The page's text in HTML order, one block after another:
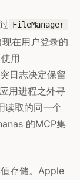
FileManager
在用户登录的
用
日志决定保留
用进程之外寻
读取的同一个
的MCP集
存储。Apple